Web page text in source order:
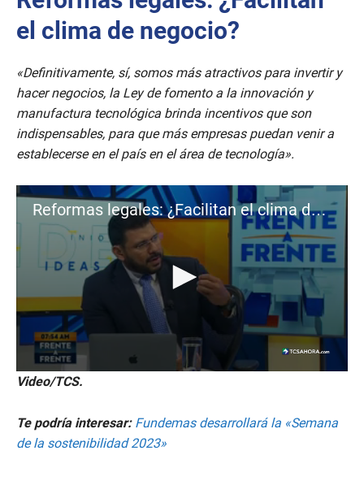
n
u
t
3
8
s
e
c
o
s
el clima de negocio?
«Definitivamente, sí, somos más atractivos para invertir y
hacer negocios, la Ley de fomento a la innovación y
manufactura tecnológica brinda incentivos que son
indispensables, para que más empresas puedan venir a
establecerse en el país en el área de tecnología».
Reformas legales: ¿Facilitan el clima de negocio?
0
s
c
o
n
Video/TCS.
Te podría interesar: Fundemas desarrollará la «Semana
de la sostenibilidad 2023»